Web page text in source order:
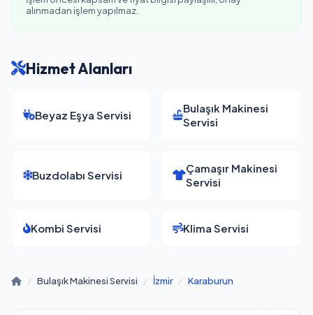
alınmadan işlem yapılmaz.
Hizmet Alanları
Beyaz Eşya Servisi
Bulaşık Makinesi
Servisi
Buzdolabı Servisi
Çamaşır Makinesi
Servisi
Kombi Servisi Klima Servisi
/ Bulaşık Makinesi Servisi / İzmir / Karaburun